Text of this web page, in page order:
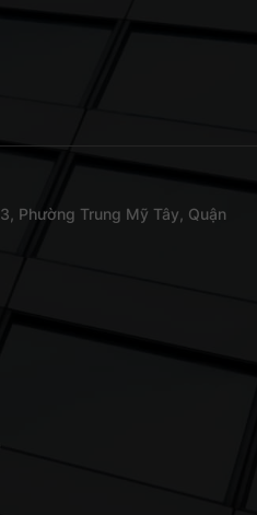
Phường Trung Mỹ Tây, Quận